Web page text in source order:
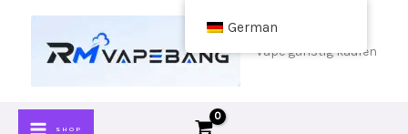
Zum
springen
Vape günstig kaufen
SHOP
German